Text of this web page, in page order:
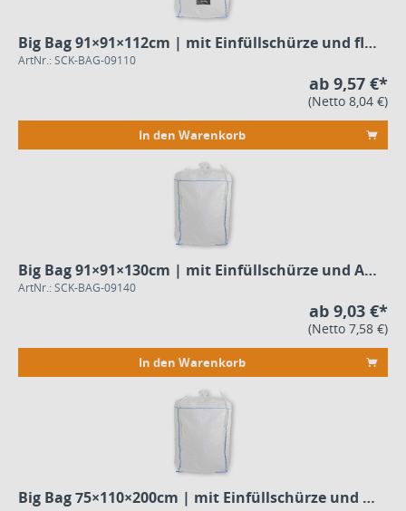
Big Bag 91×91×112cm | mit Einfüllschürze und flachem Boden
ArtNr.: SCK-BAG-09110
ab 9,57 €*
(Netto 8,04 €)
In den Warenkorb
Big Bag 91×91×130cm | mit Einfüllschürze und Auslauf
ArtNr.: SCK-BAG-09140
ab 9,03 €*
(Netto 7,58 €)
In den Warenkorb
Big Bag 75×110×200cm | mit Einfüllschürze und Auslauf